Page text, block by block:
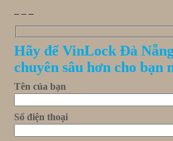
Hãy để VinLock Đà
chuyên sâu hơn cho bạn
Tên của bạn
Số điện thoại